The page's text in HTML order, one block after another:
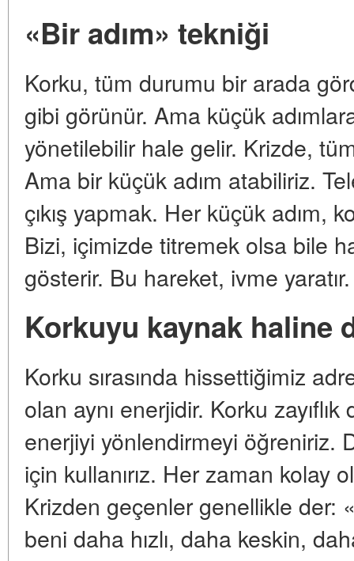
«Bir adım» tekniği
Korku, tüm durumu bir arada
gibi görünür. Ama küçük
yönetilebilir hale gelir. Krizde,
Ama bir küçük adım atabiliriz.
çıkış yapmak. Her küçük adım,
Bizi, içimizde titremek olsa bile
gösterir. Bu hareket, ivme yaratır.
Korkuyu kaynak haline
Korku sırasında hissettiğimiz
olan aynı enerjidir. Korku zayıflık
enerjiyi yönlendirmeyi öğreniriz.
için kullanırız. Her zaman kolay
Krizden geçenler genellikle der:
beni daha hızlı, daha keskin,